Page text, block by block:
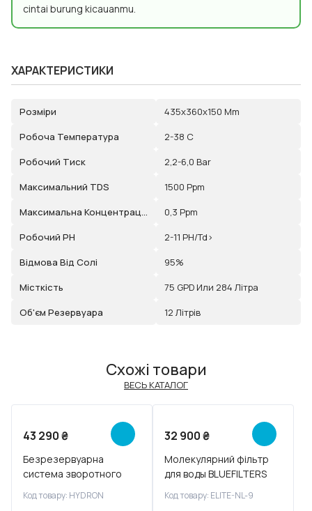
cintai burung kicauanmu.
ХАРАКТЕРИСТИКИ
Розміри
435x360x150 Mm
Робоча Температура
2-38 C
Робочий Тиск
2,2-6,0 Bar
Максимальний TDS
1500 Ppm
Максимальна Концентрація Хлору
0,3 Ppm
Робочий РН
2-11 PH/td>
Відмова Від Солі
95%
Місткість
75 GPD Или 284 Літра
Об'єм Резервуара
12 Літрів
Схожі товари
ВЕСЬ КАТАЛОГ
Новинка
43 290₴
Безрезервуарна
система зворотного
Код товару: HYDRON
32 900₴
Молекулярний фільтр
для воды BLUEFILTERS
Код товару: ELITE-NL-9